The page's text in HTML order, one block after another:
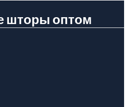
шторы оптом